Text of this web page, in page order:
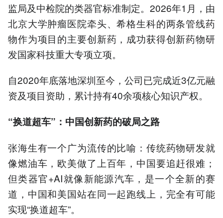
监局及中检院的类器官标准制定。2026年1月，由
北京大学肿瘤医院牵头、希格生科的两条管线药
物作为项目的主要创新药，成功获得创新药物研
发国家科技重大专项立项。
自2020年底落地深圳至今，公司已完成近3亿元融
资及项目资助，累计持有40余项核心知识产权。
“换道超车”：中国创新药的破局之路
张海生有一个广为流传的比喻：传统药物研发就
像燃油车，欧美做了上百年，中国要追赶很难；
但类器官+AI就像新能源汽车，是一个全新的赛
道，中国和美国站在同一起跑线上，完全有可能
实现“换道超车”。